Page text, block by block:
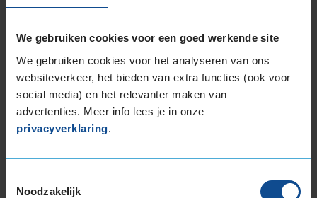
We gebruiken cookies voor een goed werkende site
We gebruiken cookies voor het analyseren van ons
websiteverkeer, het bieden van extra functies (ook voor
social media) en het relevanter maken van
advertenties. Meer info lees je in onze
privacyverklaring.
Noodzakelijk
215/45R17 91V EXTRALOAD
215/55R17 94H
215/55R17 98V EXTRALOAD
215/60R17 100V EXTRALOAD
215/60R17 96H
215/65R17 103V EXTRALOAD
215/65R17 99V
225/45R17 94V EXTRALOAD